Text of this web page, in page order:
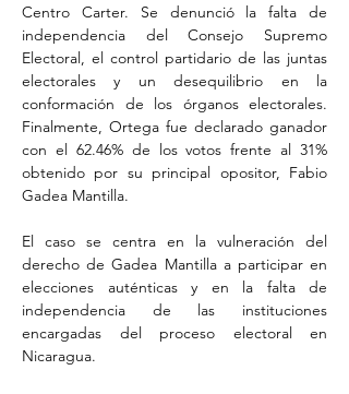
Centro Carter. Se denunció la falta de
independencia del Consejo Supremo
Electoral, el control partidario de las juntas
electorales y un desequilibrio en la
conformación de los órganos electorales.
Finalmente, Ortega fue declarado ganador
con el 62.46% de los votos frente al 31%
obtenido por su principal opositor, Fabio
Gadea Mantilla.
El caso se centra en la vulneración del
derecho de Gadea Mantilla a participar en
elecciones auténticas y en la falta de
independencia de las instituciones
encargadas del proceso electoral en
Nicaragua.